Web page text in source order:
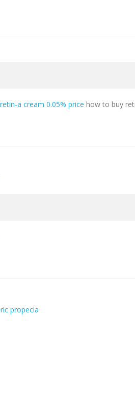
retin-a cream 0.05% price how to buy
propecia